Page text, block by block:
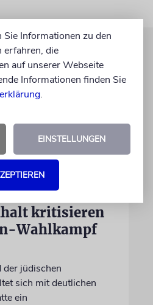
in
kritisieren
Wahlkampf
der jüdischen
sich mit deutlichen
ein
Informationen zu den
erfahren, die
auf unserer Webseite
Informationen finden Sie
.
EINSTELLUNGEN